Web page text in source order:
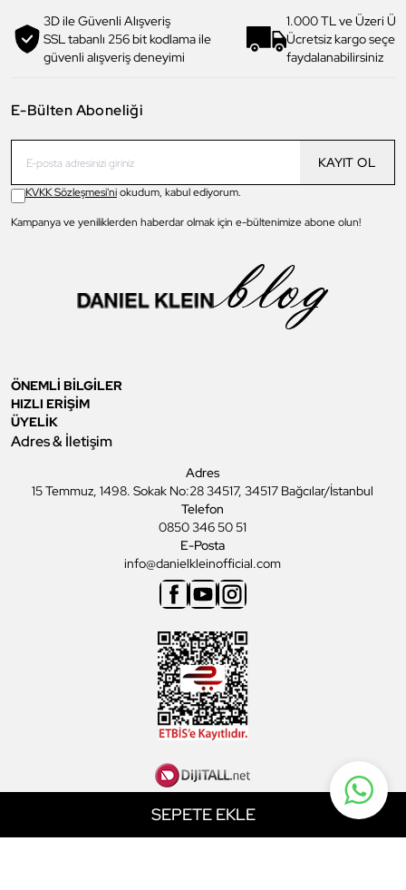
SEPETE EKLE
3D ile Güvenli Alışveriş
SSL tabanlı 256 bit kodlama ile
güvenli alışveriş deneyimi
1.000 TL ve Üzeri
Ücretsiz kargo
faydalanabilirsiniz
E-Bülten Aboneliği
KAYIT OL
KVKK Sözleşmesi'niokudum, kabul ediyorum.
Kampanya ve yeniliklerden haberdar olmak için e-bültenimize abone olun!
ÖNEMLİ BİLGİLER
HIZLI ERİŞİM
ÜYELİK
Adres & İletişim
Adres
15 Temmuz, 1498. Sokak No:28 34517, 34517 Bağcılar/İstanbul
Telefon
0850 346 50 51
E-Posta
info@danielkleinofficial.com
Facebook
YoutubeInstagram